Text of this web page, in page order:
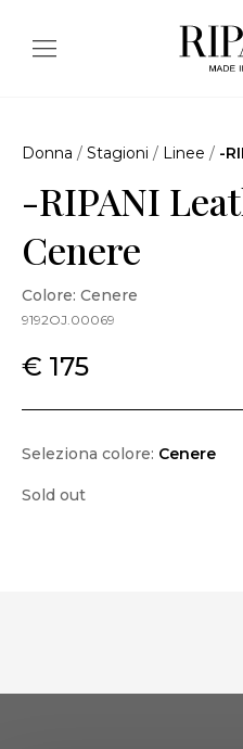
Donna / Stagioni / Linee / -
-RIPANI
Cenere
Colore: Cenere
9192OJ.00069
€ 175
Seleziona colore: Cenere
Sold out